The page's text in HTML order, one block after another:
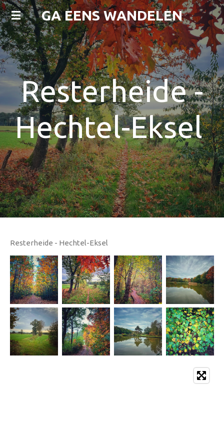
Ga
direct
naar
de
hoofdinhoud
GA EENS WANDELEN
Resterheide -
Hechtel-Eksel
Resterheide - Hechtel-Eksel